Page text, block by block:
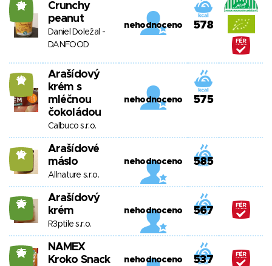
21
Crunchy
peanut
Daniel Doležal -
DANFOOD
nehodnoceno 578
10
Arašídový
krém s
mléčnou
čokoládou
Calbuco s.r.o.
nehodnoceno 575
10
Arašídové
máslo
Allnature s.r.o.
nehodnoceno 585
26
Arašídový
krém
R3ptile s.r.o.
nehodnoceno 567
25
NAMEX
Kroko Snack
nehodnoceno 537